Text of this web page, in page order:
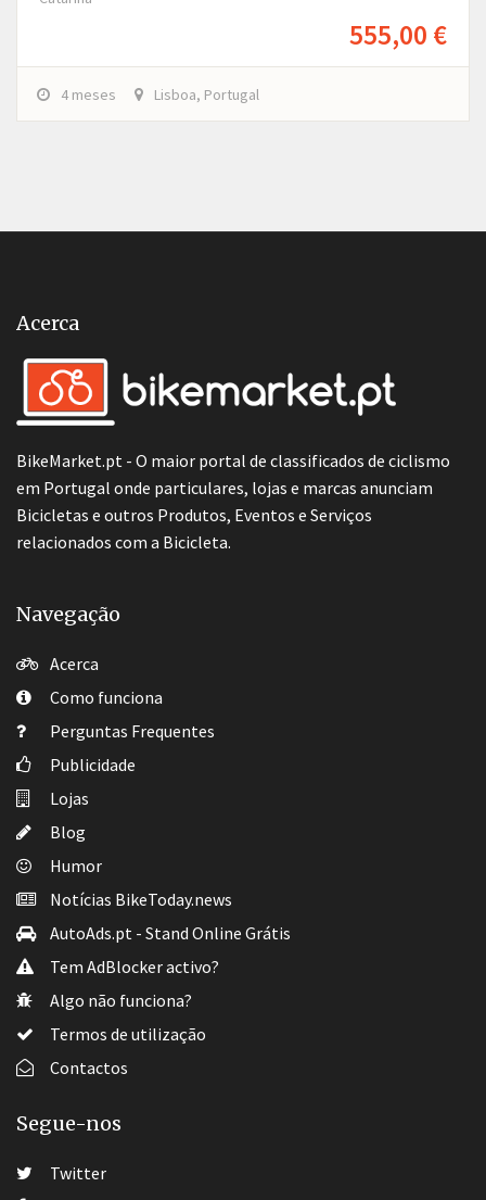
555,00 €
4 meses Lisboa, Portugal
Acerca
BikeMarket.pt - O maior portal de classificados de ciclismo
em Portugal onde particulares, lojas e marcas anunciam
Bicicletas e outros Produtos, Eventos e Serviços
relacionados com a Bicicleta.
Navegação
Acerca
Como funciona
Perguntas Frequentes
Publicidade
Lojas
Blog
Humor
Notícias BikeToday.news
AutoAds.pt - Stand Online Grátis
Tem AdBlocker activo?
Algo não funciona?
Termos de utilização
Contactos
Segue-nos
Twitter